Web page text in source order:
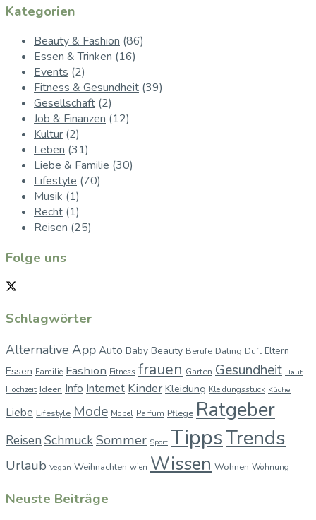
Kategorien
Beauty & Fashion (86)
Essen & Trinken (16)
Events (2)
Fitness & Gesundheit (39)
Gesellschaft (2)
Job & Finanzen (12)
Kultur (2)
Leben (31)
Liebe & Familie (30)
Lifestyle (70)
Musik (1)
Recht (1)
Reisen (25)
Folge uns
Schlagwörter
Alternative App Auto Baby Beauty Berufe Dating Duft Eltern
Essen Familie Fashion Fitness frauen Garten Gesundheit Haut
Hochzeit Ideen Info Internet Kinder Kleidung Kleidungsstück Küche
Liebe Lifestyle Mode Möbel Parfüm Pflege Ratgeber
Reisen SchmuckSommer Sport TippsTrends
Urlaub Vegan Weihnachten wien Wissen Wohnen Wohnung
Neuste Beiträge